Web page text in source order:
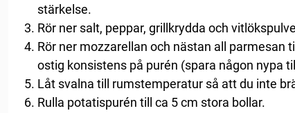
stärkelse.
Rör ner salt, peppar, grillkrydda och
Rör ner mozzarellan och nästan all parmesan
ostig konsistens på purén (spara någon nypa
Låt svalna till rumstemperatur så att du inte
Rulla potatispurén till ca 5 cm stora bollar.